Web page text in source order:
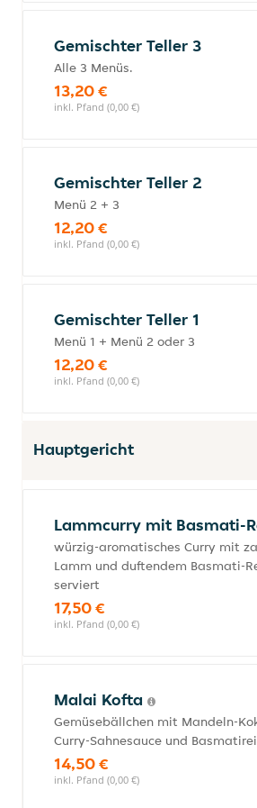
Gemischter Teller 3
Alle 3 Menüs.
13,20 €
inkl. Pfand (0,00 €)
Gemischter Teller 2
Menü 2 + 3
12,20 €
inkl. Pfand (0,00 €)
Gemischter Teller 1
Menü 1 + Menü 2 oder 3
12,20 €
inkl. Pfand (0,00 €)
Hauptgericht
Lammcurry mit Basmati-
würzig-aromatisches Curry mit
Lamm und duftendem Basmati-
serviert
17,50 €
inkl. Pfand (0,00 €)
Malai Kofta
Gemüsebällchen mit Mandeln-
Curry-Sahnesauce und
14,50 €
inkl. Pfand (0,00 €)